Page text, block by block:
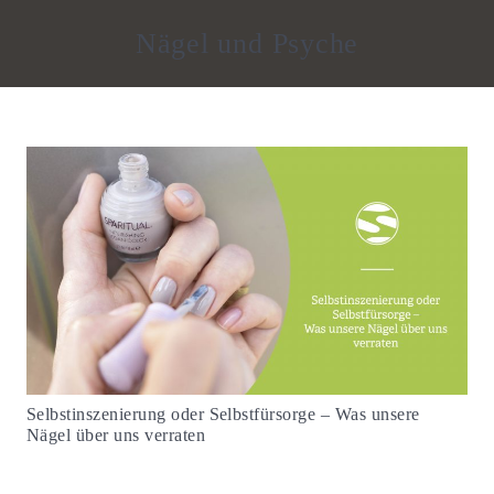
Nägel und Psyche
Selbstinszenierung oder Selbstfürsorge – Was unsere
Nägel über uns verraten